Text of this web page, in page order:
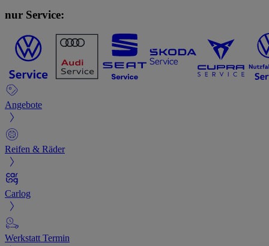
nur Service:
Angebote
Reifen & Räder
Carlog
Werkstatt Termin